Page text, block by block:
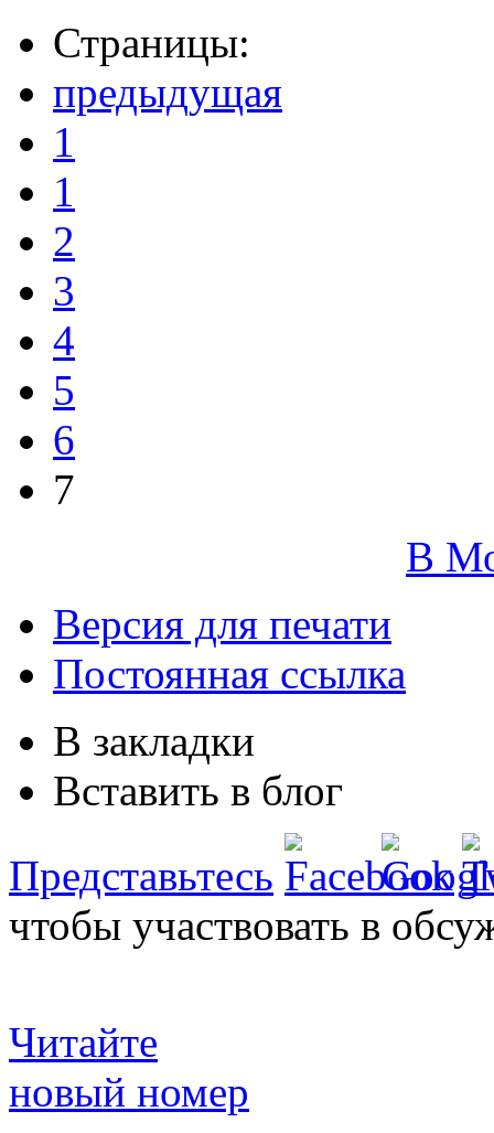
Страницы:
предыдущая
1
1
2
3
4
5
6
7
В
Версия для печати
Постоянная ссылка
В закладки
Вставить в блог
Представьтесь
чтобы участвовать в
Читайте
новый номер